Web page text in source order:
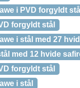
i PVD forgyldt
forgyldt stål
i stål med 27
med 12 hvide
forgyldt stål
i stål